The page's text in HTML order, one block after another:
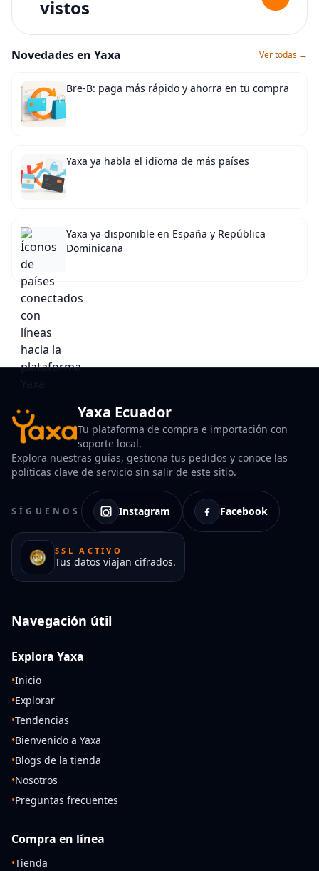
vistos
Novedades en Yaxa Ver todas →
Bre-B: paga más rápido y ahorra en tu compra
Yaxa ya habla el idioma de más países
Yaxa ya disponible en España y República
Dominicana
Yaxa Ecuador
Tu plataforma de compra e importación con
soporte local.
Explora nuestras guías, gestiona tus pedidos y conoce las
políticas clave de servicio sin salir de este sitio.
SÍGUENOS Instagram Facebook
SSL ACTIVO
Tus datos viajan cifrados.
Navegación útil
Explora Yaxa
•Inicio
•Explorar
•Tendencias
•Bienvenido a Yaxa
•Blogs de la tienda
•Nosotros
•Preguntas frecuentes
Compra en línea
•Tienda